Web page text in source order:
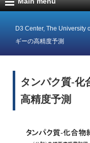
D3 Center, The University
ギーの高精度予測
タンパク質-化
高精度予測